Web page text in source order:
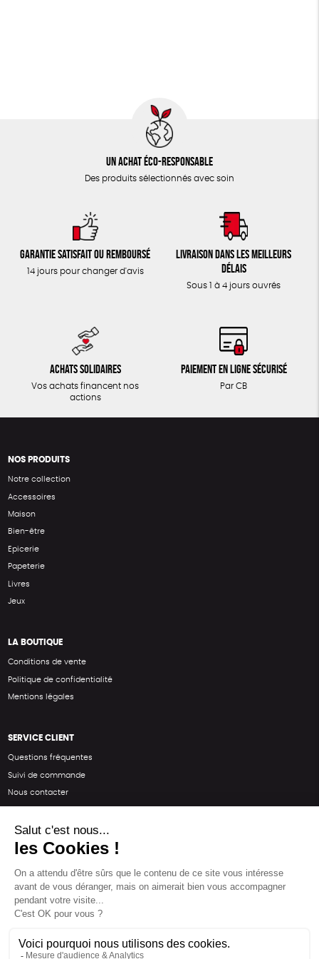
Un achat éco-responsable
Des produits sélectionnés avec soin
Garantie satisfait ou remboursé
14 jours pour changer d'avis
Livraison dans les meilleurs
délais
Sous 1 à 4 jours ouvrés
Achats solidaires
Vos achats financent nos
actions
Paiement en ligne sécurisé
Par CB
NOS PRODUITS
Notre collection
Accessoires
Maison
Bien-être
Epicerie
Papeterie
Livres
Jeux
LA BOUTIQUE
Conditions de vente
Politique de confidentialité
Mentions légales
SERVICE CLIENT
Questions fréquentes
Suivi de commande
Nous contacter
SUIVEZ-NOUS